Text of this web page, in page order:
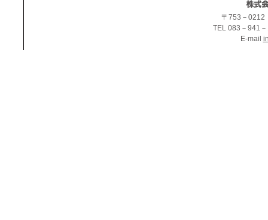
〒753－
TEL 083－941
E-mail